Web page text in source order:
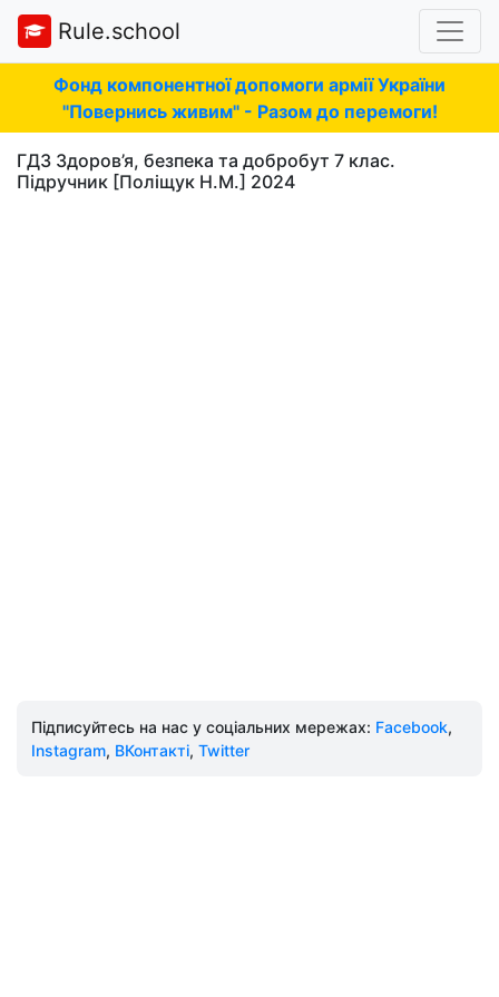
Rule.school
Фонд компонентної допомоги армії України
"Повернись живим" - Разом до перемоги!
ГДЗ Здоров’я, безпека та добробут 7 клас.
Підручник [Поліщук Н.М.] 2024
Підписуйтесь на нас у соціальних мережах: Facebook,
Instagram, ВКонтакті, Twitter